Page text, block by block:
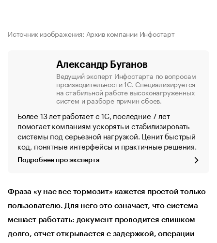
Источник изображения: Архив компании Инфостарт
Александр Буганов
Ведущий эксперт Инфостарта по вопросам
производительности 1С. Специализируется
на стабильной работе высоконагруженных
систем и разборе причин сбоев.
Более 13 лет работает с 1С, последние 7 лет
помогает компаниям ускорять и стабилизировать
системы под серьезной нагрузкой. Ценит быстрый
код, понятные интерфейсы и практичные решения.
Подробнее про эксперта
Фраза «у нас все тормозит» кажется простой только
пользователю. Для него это означает, что система
мешает работать: документ проводится слишком
долго, отчет открывается с задержкой, операции